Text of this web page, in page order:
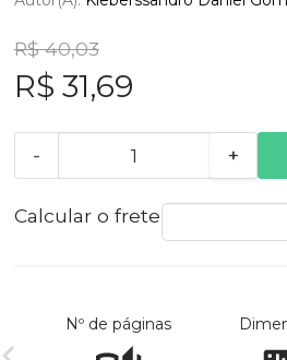
R$ 40,03
R$ 31,69
- +
Calcular o frete
Nº de páginas